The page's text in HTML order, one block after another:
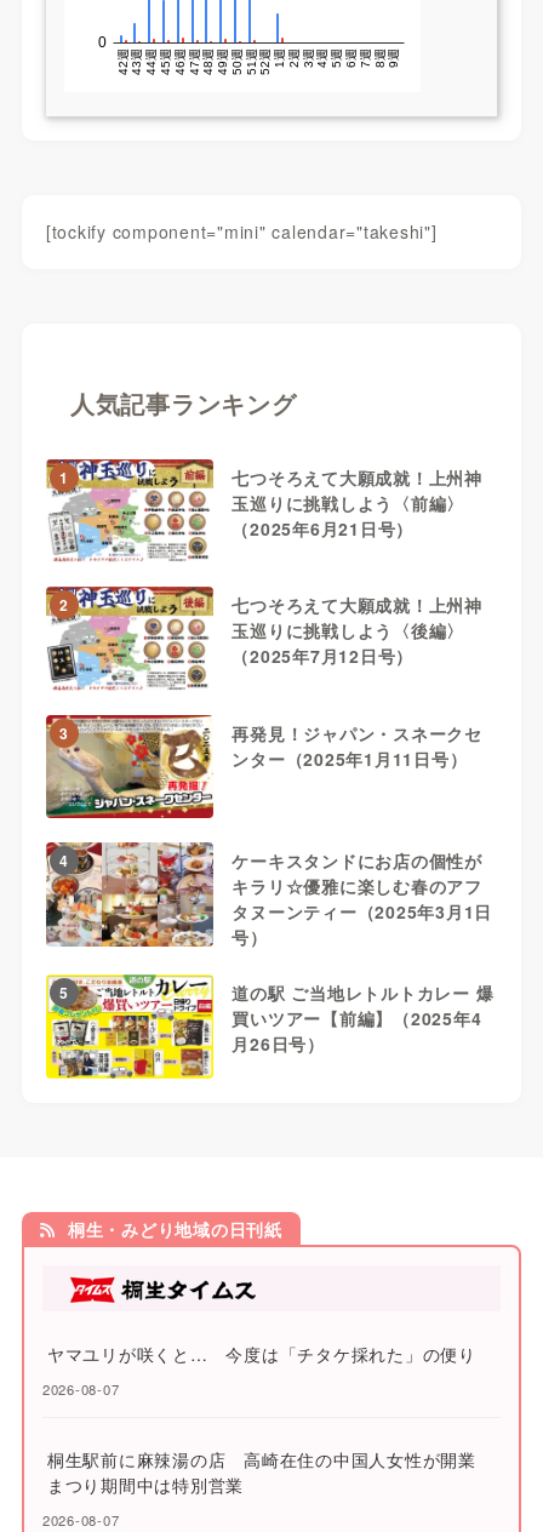
[tockify component="mini" calendar="takeshi"]
人気記事ランキング
1
七つそろえて大願成就！上州神
玉巡りに挑戦しよう〈前編〉
（2025年6月21日号）
2
七つそろえて大願成就！上州神
玉巡りに挑戦しよう〈後編〉
（2025年7月12日号）
3
再発見！ジャパン・スネークセ
ンター（2025年1月11日号）
4
ケーキスタンドにお店の個性が
キラリ☆優雅に楽しむ春のアフ
タヌーンティー（2025年3月1日
号）
5
道の駅 ご当地レトルトカレー 爆
買いツアー【前編】（2025年4
月26日号）
桐生・みどり地域の日刊紙
ヤマユリが咲くと… 今度は「チタケ採れた」の便り
2026-08-07
桐生駅前に麻辣湯の店 高崎在住の中国人女性が開業
まつり期間中は特別営業
2026-08-07